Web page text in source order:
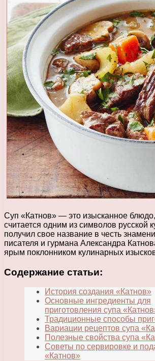
Суп «Катнов» — это изысканное
считается одним из символов русской
получил свое название в честь
писателя и гурмана Александра
ярым поклонником кулинарных
Содержание статьи:
История создания «Катнов»
Основные ингредиенты для
приготовления супа
Традиционные способы
Вариации рецептов супа
Полезные свойства супа
Советы по сервировке и
«Катнов»